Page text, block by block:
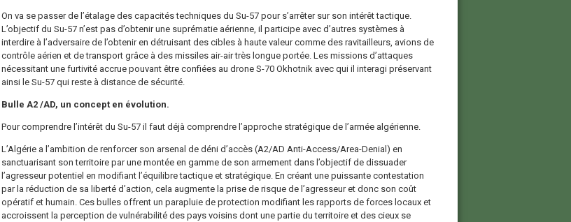
On va se passer de l’étalage des capacités techniques du Su-57 pour s’arrêter sur son intérêt tactique.
L’objectif du Su-57 n’est pas d’obtenir une suprématie aérienne, il participe avec d’autres systèmes à
interdire à l’adversaire de l’obtenir en détruisant des cibles à haute valeur comme des ravitailleurs, avions de
contrôle aérien et de transport grâce à des missiles air-air très longue portée. Les missions d’attaques
nécessitant une furtivité accrue pouvant être confiées au drone S-70 Okhotnik avec qui il interagi préservant
ainsi le Su-57 qui reste à distance de sécurité.
Bulle A2 /AD, un concept en évolution.
Pour comprendre l’intérêt du Su-57 il faut déjà comprendre l’approche stratégique de l’armée algérienne.
L’Algérie a l’ambition de renforcer son arsenal de déni d’accès (A2/AD Anti-Access/Area-Denial) en
sanctuarisant son territoire par une montée en gamme de son armement dans l’objectif de dissuader
l’agresseur potentiel en modifiant l’équilibre tactique et stratégique. En créant une puissante contestation
par la réduction de sa liberté d’action, cela augmente la prise de risque de l’agresseur et donc son coût
opératif et humain. Ces bulles offrent un parapluie de protection modifiant les rapports de forces locaux et
accroissent la perception de vulnérabilité des pays voisins dont une partie du territoire et des cieux se